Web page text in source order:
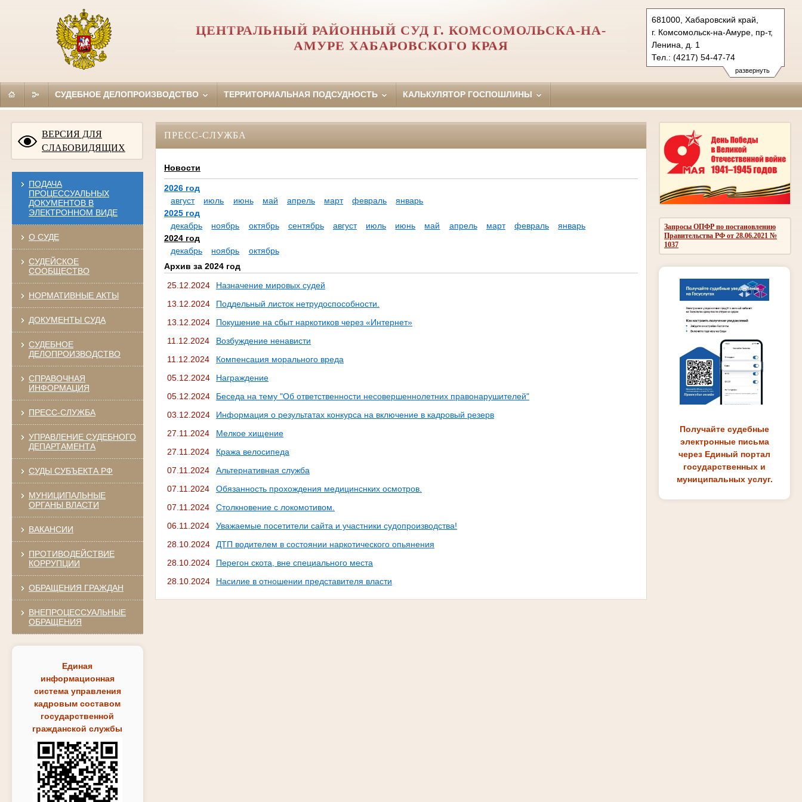
развернуть
681000, Хабаровский край,
г. Комсомольск-на-Амуре, пр-т,
Ленина, д. 1
Тел.: (4217) 54-47-74
centralny.hbr@sudrf.ru
ЦЕНТРАЛЬНЫЙ РАЙОННЫЙ СУД Г. КОМСОМОЛЬСКА-НА-
АМУРЕ ХАБАРОВСКОГО КРАЯ
СУДЕБНОЕ ДЕЛОПРОИЗВОДСТВО ТЕРРИТОРИАЛЬНАЯ ПОДСУДНОСТЬ КАЛЬКУЛЯТОР ГОСПОШЛИНЫ
ВЕРСИЯ ДЛЯ
СЛАБОВИДЯЩИХ
ПОДАЧА
ПРОЦЕССУАЛЬНЫХ
ДОКУМЕНТОВ В
ЭЛЕКТРОННОМ ВИДЕ
О СУДЕ
СУДЕЙСКОЕ
СООБЩЕСТВО
НОРМАТИВНЫЕ АКТЫ
ДОКУМЕНТЫ СУДА
СУДЕБНОЕ
ДЕЛОПРОИЗВОДСТВО
СПРАВОЧНАЯ
ИНФОРМАЦИЯ
ПРЕСС-СЛУЖБА
УПРАВЛЕНИЕ СУДЕБНОГО
ДЕПАРТАМЕНТА
СУДЫ СУБЪЕКТА РФ
МУНИЦИПАЛЬНЫЕ
ОРГАНЫ ВЛАСТИ
ВАКАНСИИ
ПРОТИВОДЕЙСТВИЕ
КОРРУПЦИИ
ОБРАЩЕНИЯ ГРАЖДАН
ВНЕПРОЦЕССУАЛЬНЫЕ
ОБРАЩЕНИЯ
Единая
информационная
система управления
кадровым составом
государственной
гражданской службы
Запросы ОПФР по постановлению
Правительства РФ от 28.06.2021 №
1037
Получайте судебные
электронные письма
через Единый портал
государственных и
муниципальных услуг.
ПРЕСС-СЛУЖБА
Новости
2026 год
август
июль июнь май апрель март февраль
январь
2025 год
декабрь
ноябрь октябрь сентябрь август июль июнь май апрель март февраль
январь
2024 год
декабрь
ноябрь
октябрь
Архив за 2024 год
25.12.2024
Назначение мировых судей
13.12.2024
Поддельный листок нетрудоспособности.
13.12.2024
Покушение на сбыт наркотиков через «Интернет»
11.12.2024
Возбуждение ненависти
11.12.2024
Компенсация морального вреда
05.12.2024
Награждение
05.12.2024
Беседа на тему "Об ответственности несовершеннолетних правонарушителей"
03.12.2024
Информация о результатах конкурса на включение в кадровый резерв
27.11.2024
Мелкое хищение
27.11.2024
Кража велосипеда
07.11.2024
Альтернативная служба
07.11.2024
Обязанность прохождения медицинснких осмотров.
07.11.2024
Столкновение с локомотивом.
06.11.2024
Уважаемые посетители сайта и участники судопроизводства!
28.10.2024
ДТП водителем в состоянии наркотического опьянения
28.10.2024
Перегон скота, вне специального места
28.10.2024
Насилие в отношении представителя власти